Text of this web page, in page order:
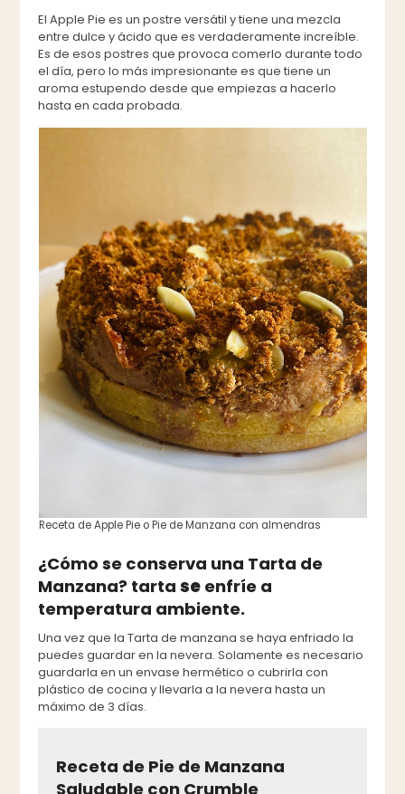
El Apple Pie es un postre versátil y tiene una mezcla
entre dulce y ácido que es verdaderamente increíble.
Es de esos postres que provoca comerlo durante todo
el día, pero lo más impresionante es que tiene un
aroma estupendo desde que empiezas a hacerlo
hasta en cada probada.
Receta de Apple Pie o Pie de Manzana con almendras
¿Cómo se conserva una Tarta de
Manzana? tartase enfríe a
temperatura ambiente.
Una vez que la Tarta de manzana se haya enfriado la
puedes guardar en la nevera. Solamente es necesario
guardarla en un envase hermético o cubrirla con
plástico de cocina y llevarla a la nevera hasta un
máximo de 3 días.
Receta de Pie de Manzana
Saludable con Crumble